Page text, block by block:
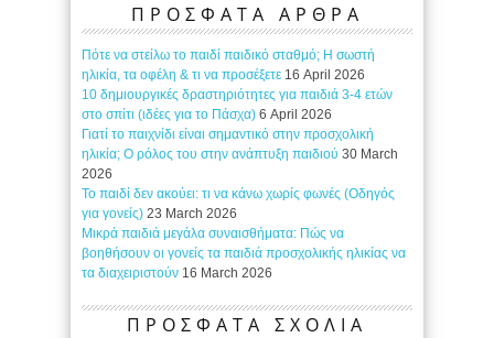
ΠΡΟΣΦΑΤΑ ΑΡΘΡΑ
Πότε να στείλω το παιδί παιδικό σταθμό; Η σωστή
ηλικία, τα οφέλη & τι να προσέξετε 16 April 2026
10 δημιουργικές δραστηριότητες για παιδιά 3-4 ετών
στο σπίτι (ιδέες για το Πάσχα) 6 April 2026
Γιατί το παιχνίδι είναι σημαντικό στην προσχολική
ηλικία; Ο ρόλος του στην ανάπτυξη παιδιού 30 March
2026
Το παιδί δεν ακούει: τι να κάνω χωρίς φωνές (Οδηγός
για γονείς) 23 March 2026
Μικρά παιδιά μεγάλα συναισθήματα: Πώς να
βοηθήσουν οι γονείς τα παιδιά προσχολικής ηλικίας να
τα διαχειριστούν 16 March 2026
ΠΡΟΣΦΑΤΑ ΣΧΟΛΙΑ